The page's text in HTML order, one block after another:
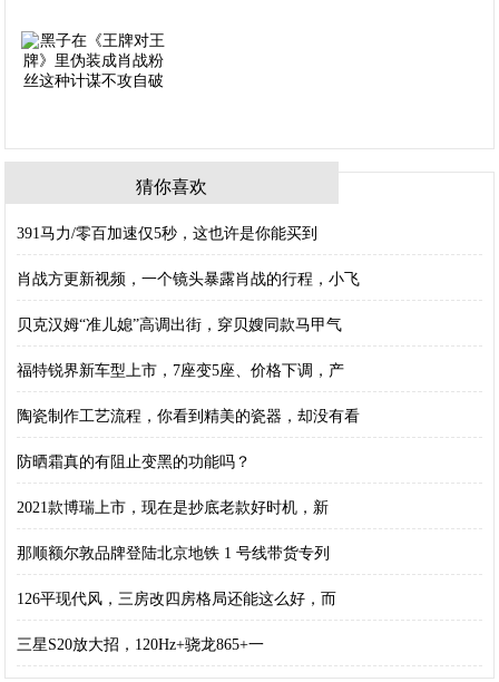
猜你喜欢
391马力/零百加速仅5秒，这也许是你能买到
肖战方更新视频，一个镜头暴露肖战的行程，小飞
贝克汉姆“准儿媳”高调出街，穿贝嫂同款马甲气
福特锐界新车型上市，7座变5座、价格下调，产
陶瓷制作工艺流程，你看到精美的瓷器，却没有看
防晒霜真的有阻止变黑的功能吗？
2021款博瑞上市，现在是抄底老款好时机，新
那顺额尔敦品牌登陆北京地铁 1 号线带货专列
126平现代风，三房改四房格局还能这么好，而
三星S20放大招，120Hz+骁龙865+一